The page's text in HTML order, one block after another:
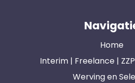
Home
Interim | Freelance |
Werving en